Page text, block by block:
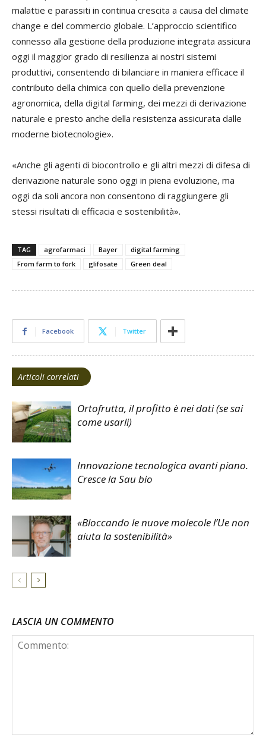
malattie e parassiti in continua crescita a causa del climate
change e del commercio globale. L’approccio scientifico
connesso alla gestione della produzione integrata assicura
oggi il maggior grado di resilienza ai nostri sistemi
produttivi, consentendo di bilanciare in maniera efficace il
contributo della chimica con quello della prevenzione
agronomica, della digital farming, dei mezzi di derivazione
naturale e presto anche della resistenza assicurata dalle
moderne biotecnologie».
«Anche gli agenti di biocontrollo e gli altri mezzi di difesa di
derivazione naturale sono oggi in piena evoluzione, ma
oggi da soli ancora non consentono di raggiungere gli
stessi risultati di efficacia e sostenibilità».
TAG agrofarmaci Bayer
digital farming
From farm to fork
glifosate Green deal
Facebook Twitter
Articoli correlati
Ortofrutta, il profitto è nei dati (se sai
come usarli)
Innovazione tecnologica avanti piano.
Cresce la Sau bio
«Bloccando le nuove molecole l’Ue non
aiuta la sostenibilità»
LASCIA UN COMMENTO